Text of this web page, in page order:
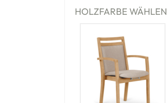
HOLZFARBE WÄHLEN